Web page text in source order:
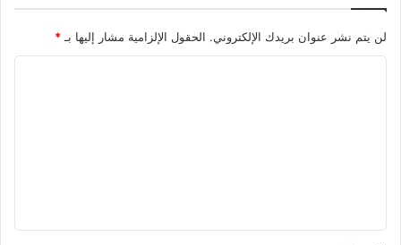
لن يتم نشر عنوان بريدك الإلكتروني. الحقول الإلزامية مشار إليها بـ*
ق